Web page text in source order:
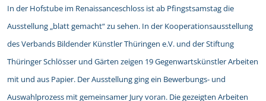
In der Hofstube im Renaissanceschloss ist ab Pfingstsamstag die
Ausstellung „blatt gemacht“ zu sehen. In der Kooperationsausstellung
des Verbands Bildender Künstler Thüringen e.V. und der Stiftung
Thüringer Schlösser und Gärten zeigen 19 Gegenwartskünstler Arbeiten
mit und aus Papier. Der Ausstellung ging ein Bewerbungs- und
Auswahlprozess mit gemeinsamer Jury voran. Die gezeigten Arbeiten